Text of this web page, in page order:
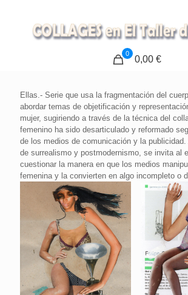
0
0,00 €
Ellas.- Serie que usa la fragmentación del
abordar temas de objetificación y
mujer, sugiriendo a través de la técnica del
femenino ha sido desarticulado y reformado
de los medios de comunicación y la
de surrealismo y postmodernismo, se invita al
cuestionar la manera en que los medios
femenina y la convierten en algo incompleto o